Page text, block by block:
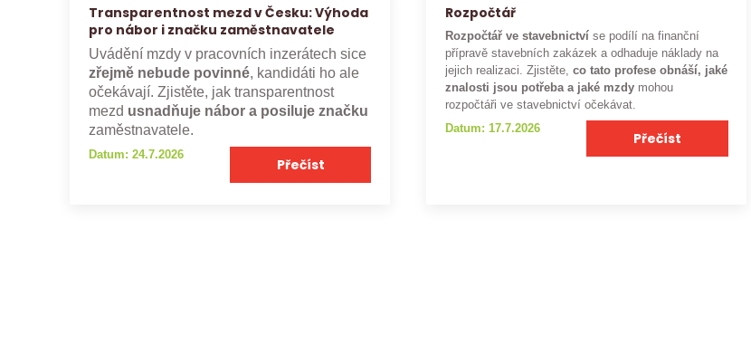
Transparentnost mezd v Česku: Výhoda
pro nábor i značku zaměstnavatele
Uvádění mzdy v pracovních inzerátech sice
zřejmě nebude povinné, kandidáti ho ale
očekávají. Zjistěte, jak transparentnost
mezd usnadňuje nábor a posiluje značku
zaměstnavatele.
Datum: 24.7.2026
Přečíst
Rozpočtář
Rozpočtář ve stavebnictví se podílí na finanční
přípravě stavebních zakázek a odhaduje náklady na
jejich realizaci. Zjistěte,co tato profese obnáší, jaké
znalosti jsou potřeba a jaké mzdy mohou
rozpočtáři ve stavebnictví očekávat.
Datum: 17.7.2026
Přečíst